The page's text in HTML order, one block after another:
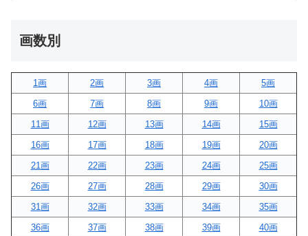
画数別
1画 2画 3画 4画
5画
6画
7画 8画 9画
10画
11画
12画 13画 14画
15画
16画
17画 18画 19画
20画
21画
22画 23画 24画
25画
26画
27画 28画 29画
30画
31画
32画 33画 34画
35画
36画
37画 38画 39画
40画